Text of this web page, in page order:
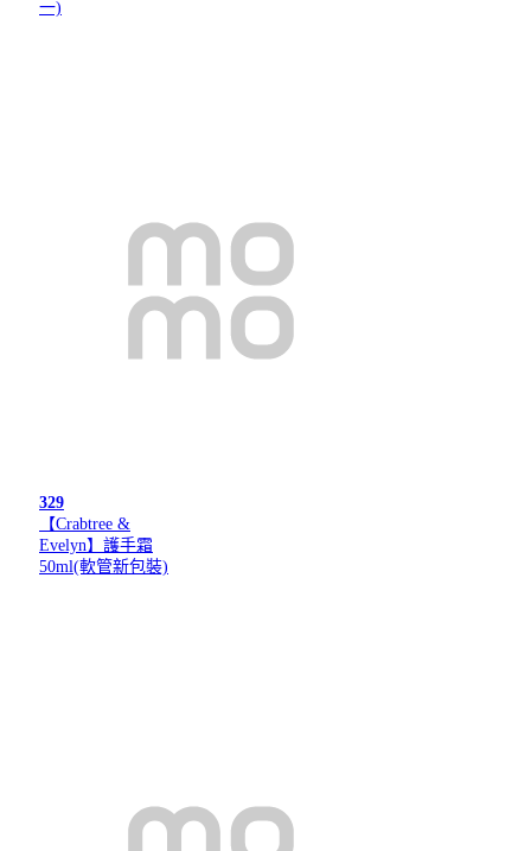
一)
329
【Crabtree &
Evelyn】護手霜
50ml(軟管新包裝)